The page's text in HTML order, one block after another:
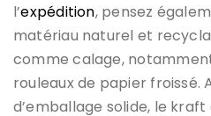
l’expédition, pensez
matériau naturel et
comme calage,
rouleaux de papier froissé.
d’emballage solide, le